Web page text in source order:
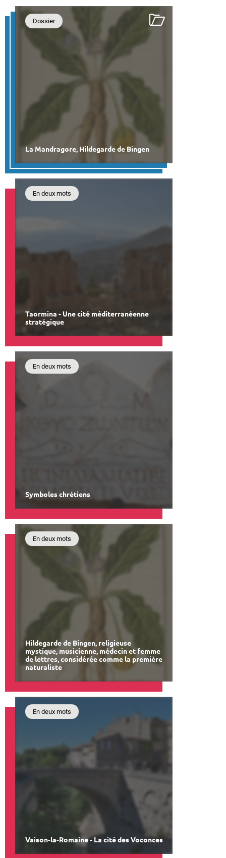
La Mandragore, Hildegarde de Bingen
Dossier
Taormina - Une cité méditerranéenne
stratégique
En deux mots
Symboles chrétiens
En deux mots
Hildegarde de Bingen, religieuse
mystique, musicienne, médecin et femme
de lettres, considérée comme la première
naturaliste
En deux mots
Vaison-la-Romaine - La cité des Voconces
En deux mots